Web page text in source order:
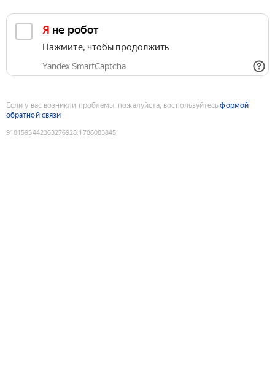
Я не робот
Нажмите, чтобы продолжить
Yandex SmartCaptcha
Если у вас возникли проблемы, пожалуйста, воспользуйтесьформой
обратной связи
9181593442363276928:1786083845